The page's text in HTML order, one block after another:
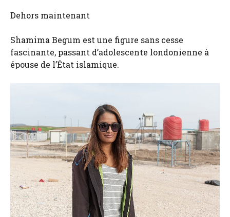
Dehors maintenant
Shamima Begum est une figure sans cesse
fascinante, passant d’adolescente londonienne à
épouse de l’État islamique.